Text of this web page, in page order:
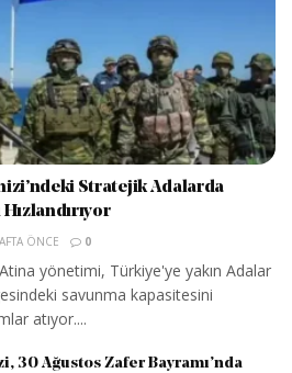
Stratejik Adalarda
ÖNCE 0
yönetimi, Türkiye'ye yakın Adalar
savunma kapasitesini
atıyor....
30 Ağustos Zafer Bayramı’nda